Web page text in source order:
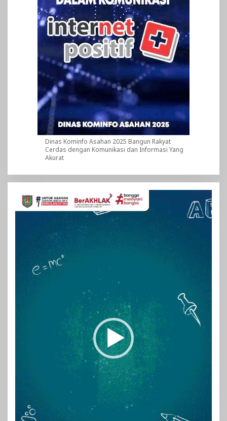
Dinas Kominfo Asahan 2025 Bangun Rakyat
Cerdas dengan Komunikasi dan Informasi Yang
Akurat
Pemutar
Video